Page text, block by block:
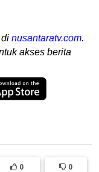
nusantaratv.com.
akses berita
0 0